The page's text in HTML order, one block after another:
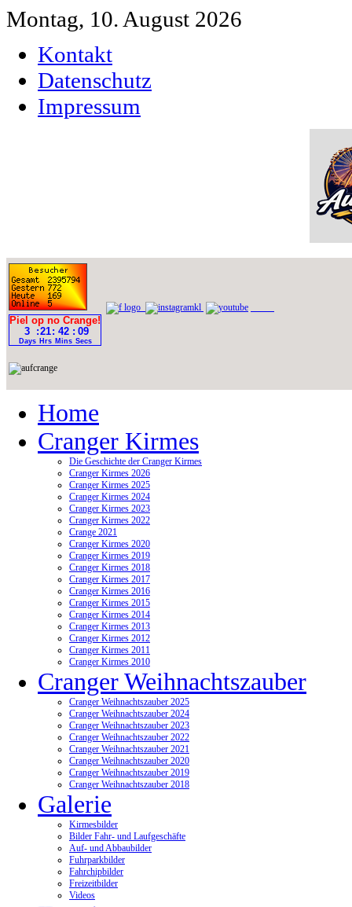
Montag, 10. August 2026
Kontakt
Datenschutz
Impressum
Home
Cranger Kirmes
Die Geschichte der Cranger Kirmes
Cranger Kirmes 2026
Cranger Kirmes 2025
Cranger Kirmes 2024
Cranger Kirmes 2023
Cranger Kirmes 2022
Crange 2021
Cranger Kirmes 2020
Cranger Kirmes 2019
Cranger Kirmes 2018
Cranger Kirmes 2017
Cranger Kirmes 2016
Cranger Kirmes 2015
Cranger Kirmes 2014
Cranger Kirmes 2013
Cranger Kirmes 2012
Cranger Kirmes 2011
Cranger Kirmes 2010
Cranger Weihnachtszauber
Cranger Weihnachtszauber 2025
Cranger Weihnachtszauber 2024
Cranger Weihnachtszauber 2023
Cranger Weihnachtszauber 2022
Cranger Weihnachtszauber 2021
Cranger Weihnachtszauber 2020
Cranger Weihnachtszauber 2019
Cranger Weihnachtszauber 2018
Galerie
Kirmesbilder
Bilder Fahr- und Laufgeschäfte
Auf- und Abbaubilder
Fuhrparkbilder
Fahrchipbilder
Freizeitbilder
Videos